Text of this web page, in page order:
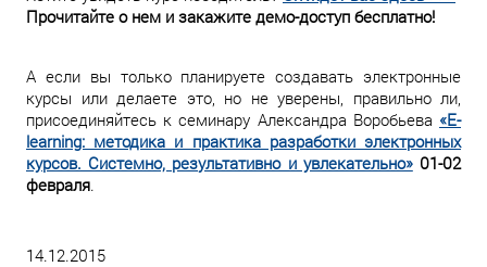
Прочитайте о нем и закажите демо-доступ бесплатно!
А если вы только планируете создавать электронные
курсы или делаете это, но не уверены, правильно ли,
присоединяйтесь к семинару Александра Воробьева «E-
learning: методика и практика разработки электронных
курсов. Системно, результативно и увлекательно» 01-02
февраля.
14.12.2015